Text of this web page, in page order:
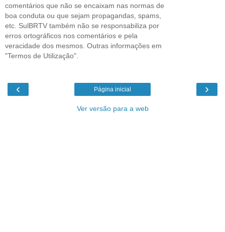
comentários que não se encaixam nas normas de
boa conduta ou que sejam propagandas, spams,
etc. SulBRTV também não se responsabiliza por
erros ortográficos nos comentários e pela
veracidade dos mesmos. Outras informações em
"Termos de Utilização".
‹ ›
Página inicial
Ver versão para a web